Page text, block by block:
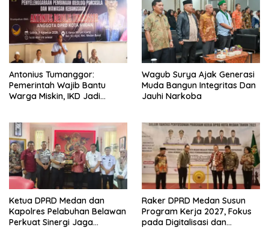
Antonius Tumanggor:
Pemerintah Wajib Bantu
Warga Miskin, IKD Jadi
Wagub Surya Ajak Generasi
Muda Bangun Integritas Dan
Jauhi Narkoba
Ketua DPRD Medan dan
Kapolres Pelabuhan Belawan
Perkuat Sinergi Jaga
Raker DPRD Medan Susun
Program Kerja 2027, Fokus
pada Digitalisasi dan